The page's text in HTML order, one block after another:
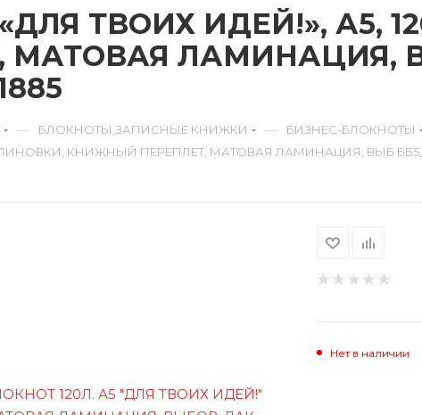
ТВОИХ ИДЕЙ!», А5,
МАТОВАЯ ЛАМИНАЦИЯ,
— БЛОКНОТЫ,ЗАПИСНЫЕ КНИЖКИ — БИЗНЕС-БЛОКНОТЫ
КНИЖНЫЙ ПЕРЕПЛЕТ, МАТОВАЯ ЛАМИНАЦИЯ, ВЫБ
Нет в наличии